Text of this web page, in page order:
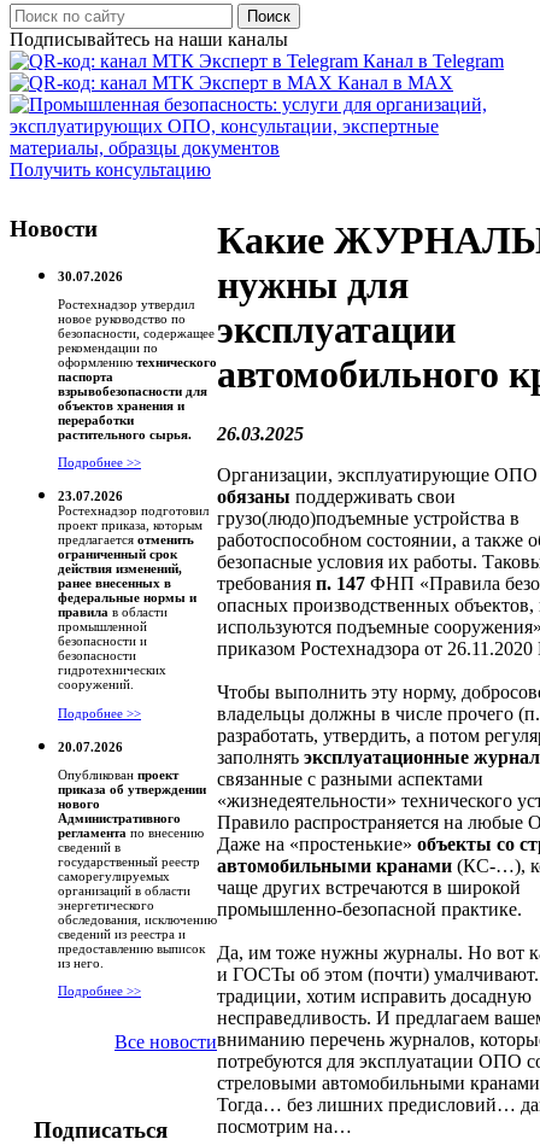
Поиск
Подписывайтесь на наши каналы
Канал в Telegram
Канал в MAX
Получить консультацию
Новости
30.07.2026
Ростехнадзор утвердил
новое руководство по
безопасности, содержащее
рекомендации по
оформлению технического
паспорта
взрывобезопасности для
объектов хранения и
переработки
растительного сырья.
Подробнее >>
23.07.2026
Ростехнадзор подготовил
проект приказа, которым
предлагается отменить
ограниченный срок
действия изменений,
ранее внесенных в
федеральные нормы и
правила в области
промышленной
безопасности и
безопасности
гидротехнических
сооружений.
Подробнее >>
20.07.2026
Опубликован проект
приказа об утверждении
нового
Административного
регламента по внесению
сведений в
государственный реестр
саморегулируемых
организаций в области
энергетического
обследования, исключению
сведений из реестра и
предоставлению выписок
из него.
Подробнее >>
Все новости
Подписаться
Какие
нужны для
эксплуатации
автомобильного
26.03.2025
Организации, эксплуатирующие
обязаны поддерживать свои
грузо(людо)подъемные устройства в
работоспособном состоянии, а также
безопасные условия их работы.
требования п. 147 ФНП «Правила
опасных производственных объектов,
используются подъемные
приказом Ростехнадзора от
Чтобы выполнить эту норму,
владельцы должны в числе прочего
разработать, утвердить, а потом
заполнять эксплуатационные
связанные с разными аспектами
«жизнедеятельности» технического
Правило распространяется на
Даже на «простенькие» объекты со
автомобильными кранами (КС-…),
чаще других встречаются в широкой
промышленно-безопасной практике.
Да, им тоже нужны журналы. Но вот
и ГОСТы об этом (почти)
традиции, хотим исправить досадную
несправедливость. И предлагаем
вниманию перечень журналов,
потребуются для эксплуатации ОПО
стреловыми автомобильными
Тогда… без лишних предисловий…
посмотрим на…